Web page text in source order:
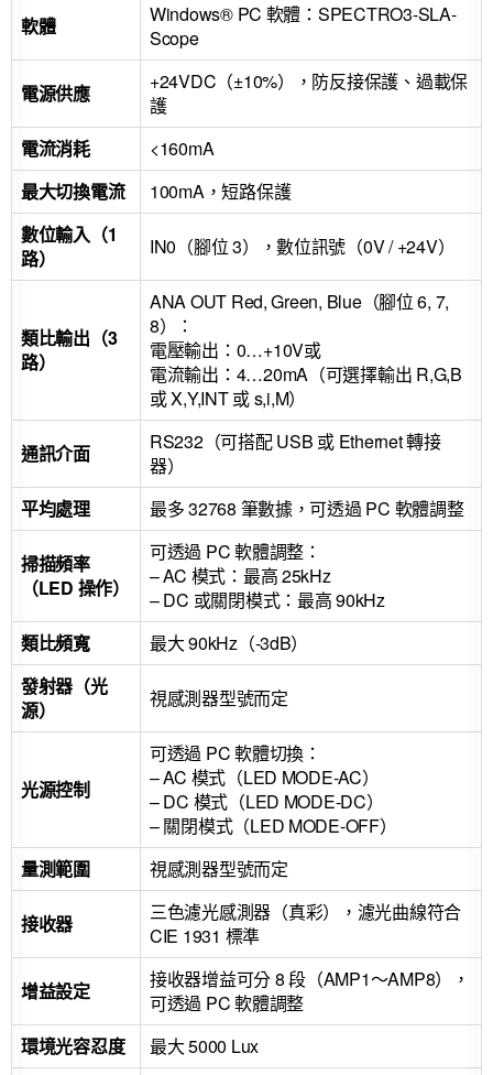
軟體
Windows® PC 軟體：SPECTRO3-SLA-
Scope
電源供應
+24VDC（±10%），防反接保護、過載保
護
電流消耗
<160mA
最大切換電流
100mA，短路保護
數位輸入（1
路）
IN0（腳位 3），數位訊號（0V / +24V）
類比輸出（3
路）
ANA OUT Red, Green, Blue（腳位 6, 7,
8）：
電壓輸出：0…+10V或
電流輸出：4…20mA（可選擇輸出 R,G,B
或 X,Y,INT 或 s,i,M）
通訊介面
RS232（可搭配 USB 或 Ethernet 轉接
器）
平均處理
最多 32768 筆數據，可透過 PC 軟體調整
掃描頻率
（LED 操作）
可透過 PC 軟體調整：
– AC 模式：最高 25kHz
– DC 或關閉模式：最高 90kHz
類比頻寬
最大 90kHz（-3dB）
發射器（光
源）
視感測器型號而定
光源控制
可透過 PC 軟體切換：
– AC 模式（LED MODE-AC）
– DC 模式（LED MODE-DC）
– 關閉模式（LED MODE-OFF）
量測範圍
視感測器型號而定
接收器
三色濾光感測器（真彩），濾光曲線符合
CIE 1931 標準
增益設定
接收器增益可分 8 段（AMP1～AMP8），
可透過 PC 軟體調整
環境光容忍度
最大 5000 Lux